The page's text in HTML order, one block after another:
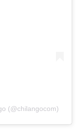
(@chilangocom)